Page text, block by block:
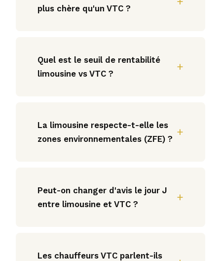
plus chère qu'un VTC ?
Quel est le seuil de rentabilité
limousine vs VTC ?
La limousine respecte-t-elle les
zones environnementales (ZFE) ?
Peut-on changer d'avis le jour J
entre limousine et VTC ?
Les chauffeurs VTC parlent-ils